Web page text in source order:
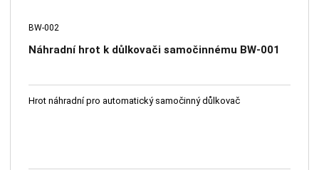
BW-002
Náhradní hrot k důlkovači samočinnému BW-001
Hrot náhradní pro automatický samočinný důlkovač